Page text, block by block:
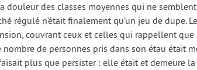
dou­leur des classes moyennes qui ne
régu­lé n’était fina­le­ment qu’un jeu de dupe.
cou­vrant ceux et celles qui rap­pellent que
nombre de per­sonnes pris dans son étau était
plus que per­sis­ter : elle était et demeure